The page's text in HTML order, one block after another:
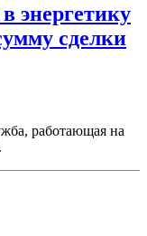
энергетику
сделки
работающая на